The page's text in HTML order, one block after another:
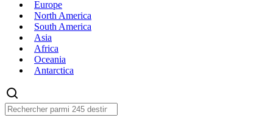
Europe
North America
South America
Asia
Africa
Oceania
Antarctica